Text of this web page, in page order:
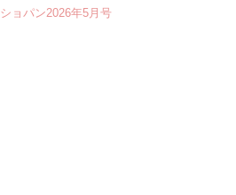
ショパン2026年5月号